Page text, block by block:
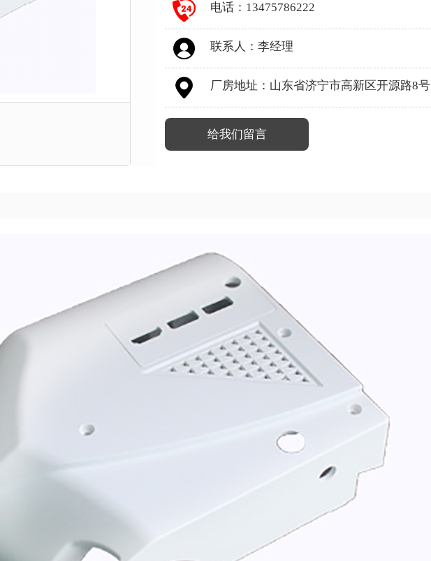
电话：13475786222
联系人：李经理
厂房地址：山东省济宁市高新区开源路8号
给我们留言